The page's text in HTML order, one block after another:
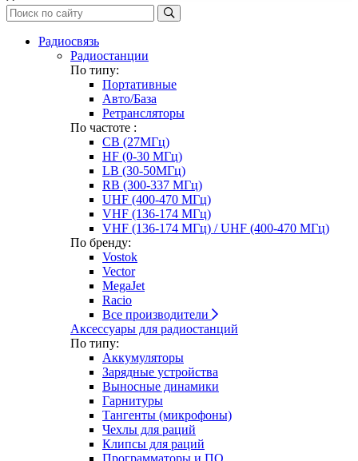
Радиосвязь
Радиостанции
По типу:
Портативные
Авто/База
Ретрансляторы
По частоте :
CB (27МГц)
HF (0-30 МГц)
LB (30-50МГц)
RB (300-337 МГц)
UHF (400-470 МГц)
VHF (136-174 МГц)
VHF (136-174 МГц) / UHF (400-470 МГц)
По бренду:
Vostok
Vector
MegaJet
Racio
Все производители
Аксессуары для радиостанций
По типу:
Аккумуляторы
Зарядные устройства
Выносные динамики
Гарнитуры
Тангенты (микрофоны)
Чехлы для раций
Клипсы для раций
Программаторы и ПО